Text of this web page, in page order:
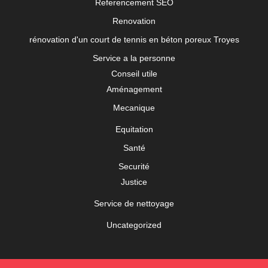
Referencement SEO
Renovation
rénovation d'un court de tennis en béton poreux Troyes
Service a la personne
Conseil utile
Aménagement
Mecanique
Equitation
Santé
Securité
Justice
Service de nettoyage
Uncategorized